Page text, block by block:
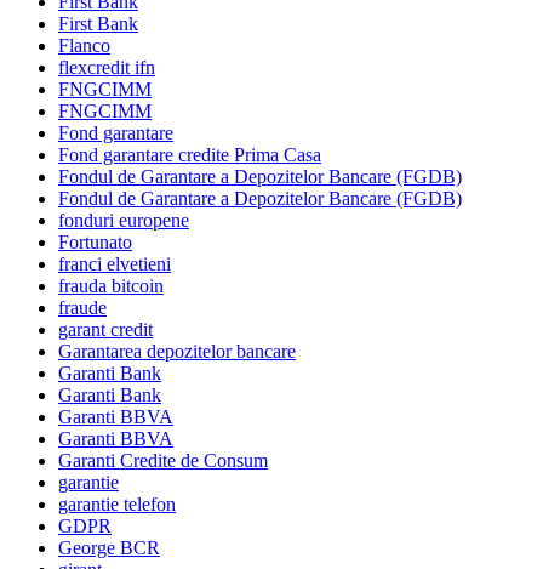
First Bank
Flanco
flexcredit ifn
FNGCIMM
FNGCIMM
Fond garantare
Fond garantare credite Prima Casa
Fondul de Garantare a Depozitelor Bancare (FGDB)
Fondul de Garantare a Depozitelor Bancare (FGDB)
fonduri europene
Fortunato
franci elvetieni
frauda bitcoin
fraude
garant credit
Garantarea depozitelor bancare
Garanti Bank
Garanti Bank
Garanti BBVA
Garanti BBVA
Garanti Credite de Consum
garantie
garantie telefon
GDPR
George BCR